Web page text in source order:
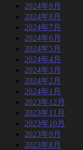
2024年9月
2024年8月
2024年7月
2024年6月
2024年5月
2024年4月
2024年3月
2024年2月
2024年1月
2023年12月
2023年11月
2023年10月
2023年9月
2023年8月